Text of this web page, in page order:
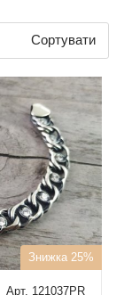
Сортувати
Знижка 25%
Арт. 121037PR